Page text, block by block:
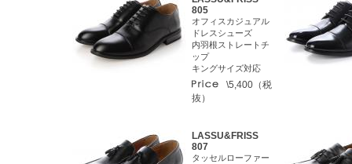
805
オフィスカジュアル
ドレスシューズ
内羽根ストレートチ
ップ
キングサイズ対応
\5,400（税
抜）
LASSU&FRISS
807
タッセルローファー